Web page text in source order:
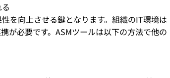
を向上させる鍵となります。組織のIT環境は
が必要です。ASMツールは以下の方法で他の